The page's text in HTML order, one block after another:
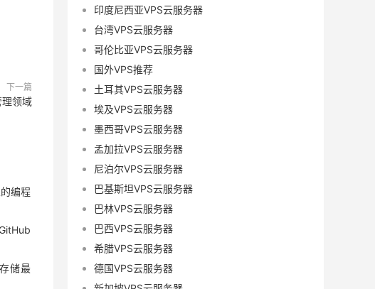
下一篇
领域
编程
储最
印度尼西亚VPS云服务器
台湾VPS云服务器
哥伦比亚VPS云服务器
国外VPS推荐
土耳其VPS云服务器
埃及VPS云服务器
墨西哥VPS云服务器
孟加拉VPS云服务器
尼泊尔VPS云服务器
巴基斯坦VPS云服务器
巴林VPS云服务器
巴西VPS云服务器
希腊VPS云服务器
德国VPS云服务器